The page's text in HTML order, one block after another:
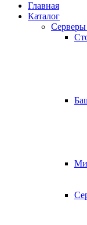
Главная
Каталог
Серверы